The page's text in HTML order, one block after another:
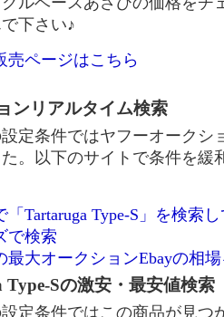
下さい♪
売ページはこちら
ンリアルタイム検索
定条件ではヤフーオークシ
。以下のサイトで条件を緩
「Tartaruga Type-S」を検索
で検索
最大オークションEbayの相
Type-Sの激安・最安値検索
定条件ではこの商品が見つ